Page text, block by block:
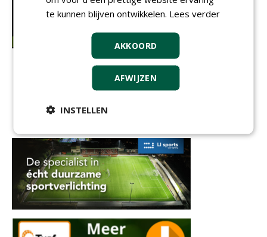
te kunnen blijven ontwikkelen. Lees verder
AKKOORD
AFWIJZEN
INSTELLEN